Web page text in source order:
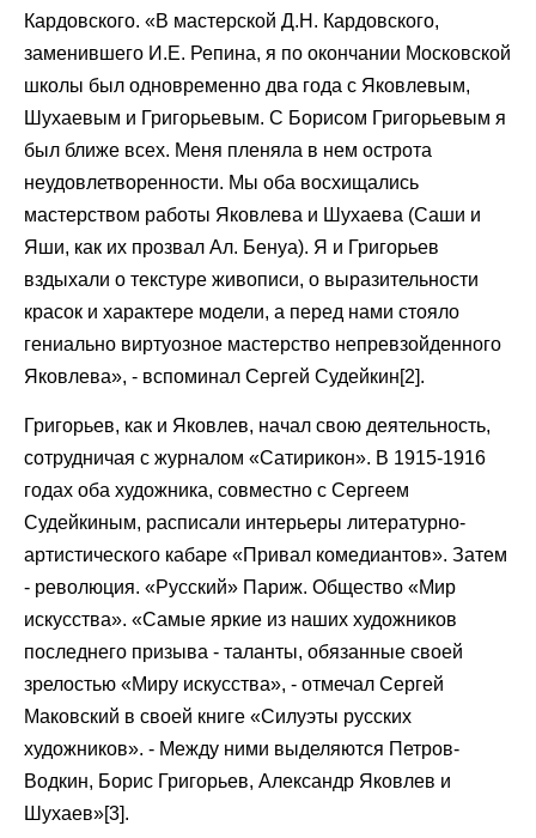
Кардовского. «В мастерской Д.Н. Кардовского,
заменившего И.Е. Репина, я по окончании Московской
школы был одновременно два года с Яковлевым,
Шухаевым и Григорьевым. С Борисом Григорьевым я
был ближе всех. Меня пленяла в нем острота
неудовлетворенности. Мы оба восхищались
мастерством работы Яковлева и Шухаева (Саши и
Яши, как их прозвал Ал. Бенуа). Я и Григорьев
вздыхали о текстуре живописи, о выразительности
красок и характере модели, а перед нами стояло
гениально виртуозное мастерство непревзойденного
Яковлева», - вспоминал Сергей Судейкин[2].
Григорьев, как и Яковлев, начал свою деятельность,
сотрудничая с журналом «Сатирикон». В 1915-1916
годах оба художника, совместно с Сергеем
Судейкиным, расписали интерьеры литературно-
артистического кабаре «Привал комедиантов». Затем
- революция. «Русский» Париж. Общество «Мир
искусства». «Самые яркие из наших художников
последнего призыва - таланты, обязанные своей
зрелостью «Миру искусства», - отмечал Сергей
Маковский в своей книге «Силуэты русских
художников». - Между ними выделяются Петров-
Водкин, Борис Григорьев, Александр Яковлев и
Шухаев»[3].